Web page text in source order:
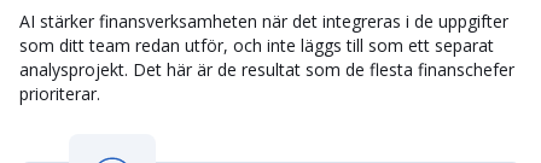
AI stärker finansverksamheten när det integreras i de uppgifter
som ditt team redan utför, och inte läggs till som ett separat
analysprojekt. Det här är de resultat som de flesta finanschefer
prioriterar.